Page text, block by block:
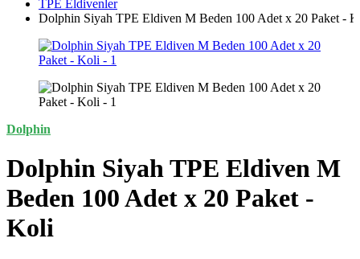
TPE Eldivenler
Dolphin Siyah TPE Eldiven M Beden 100 Adet x 20 Paket -
Dolphin
Dolphin Siyah TPE Eldiven M
Beden 100 Adet x 20 Paket -
Koli